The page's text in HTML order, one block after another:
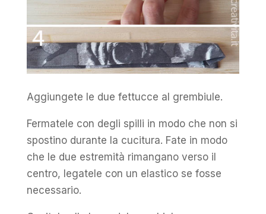
Aggiungete le due fettucce al grembiule.
Fermatele con degli spilli in modo che non si
spostino durante la cucitura. Fate in modo
che le due estremità rimangano verso il
centro, legatele con un elastico se fosse
necessario.